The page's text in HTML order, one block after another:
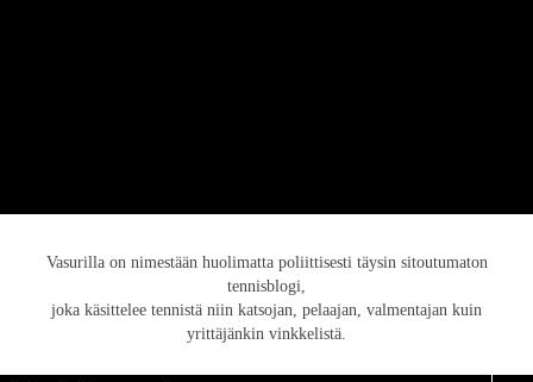
Vasurilla on nimestään huolimatta poliittisesti täysin sitoutumaton
tennisblogi,
joka käsittelee tennistä niin katsojan, pelaajan, valmentajan kuin
yrittäjänkin vinkkelistä.